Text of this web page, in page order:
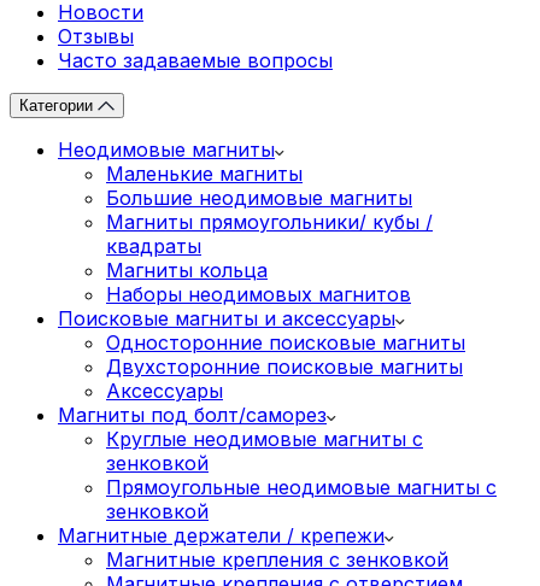
Новости
Отзывы
Часто задаваемые вопросы
Категории
Неодимовые магниты
Маленькие магниты
Большие неодимовые магниты
Магниты прямоугольники/ кубы /
квадраты
Магниты кольца
Наборы неодимовых магнитов
Поисковые магниты и аксессуары
Односторонние поисковые магниты
Двухсторонние поисковые магниты
Аксессуары
Магниты под болт/саморез
Круглые неодимовые магниты с
зенковкой
Прямоугольные неодимовые магниты с
зенковкой
Магнитные держатели / крепежи
Магнитные крепления с зенковкой